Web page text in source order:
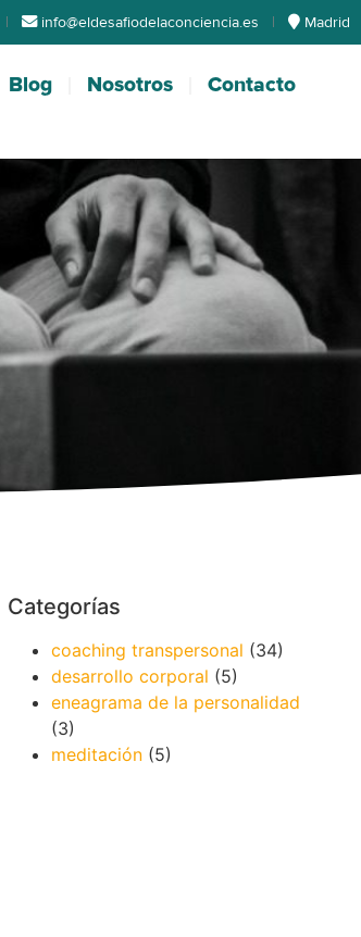
| info@eldesafiodelaconciencia.es | Madrid
Blog Nosotros Contacto
Categorías
coaching transpersonal (34)
desarrollo corporal (5)
eneagrama de la personalidad
(3)
meditación (5)